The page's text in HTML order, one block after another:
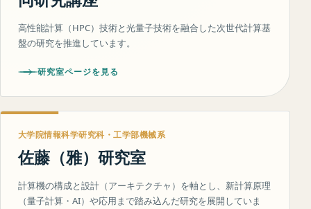
高性能計算（HPC）技術と光量子技術を融合した次世代計算基
盤の研究を推進しています。
研究室ページを見る
大学院情報科学研究科・工学部機械系
佐藤（雅）研究室
計算機の構成と設計（アーキテクチャ）を軸とし、新計算原理
（量子計算・AI）や応用まで踏み込んだ研究を展開していま